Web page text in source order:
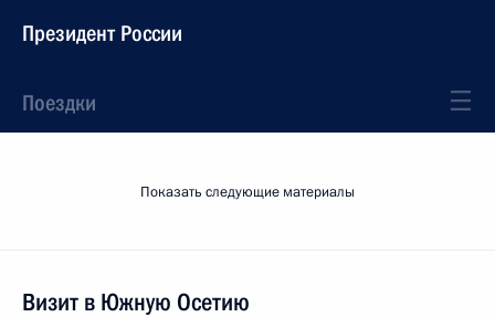
Президент России
Поездки
Показать следующие материалы
Визит в Южную Осетию